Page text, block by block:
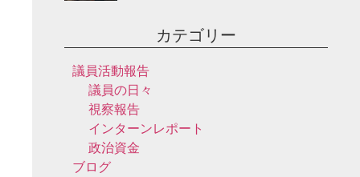
カテゴリー
議員活動報告
議員の日々
視察報告
インターンレポート
政治資金
ブログ